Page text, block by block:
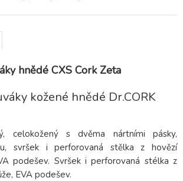
hnědé CXS Cork Zeta
kožené hnědé Dr.CORK
celokožený s dvěma nártními pásky,
svršek i perforovaná stělka z hovězí
podešev. Svršek i perforovaná stélka z
EVA podešev.